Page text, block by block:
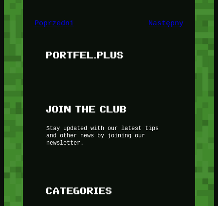
Poprzedni Następny
PORTFEL.PLUS
JOIN THE CLUB
Stay updated with our latest tips
and other news by joining our
newsletter.
CATEGORIES